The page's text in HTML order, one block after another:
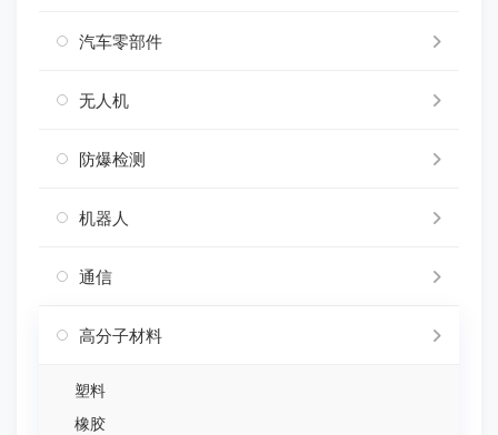
汽车零部件
无人机
防爆检测
机器人
通信
高分子材料
塑料
橡胶